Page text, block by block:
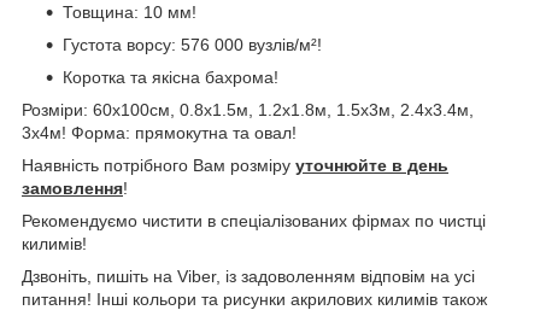
Товщина: 10 мм!
Густота ворсу: 576 000 вузлів/м²!
Коротка та якісна бахрома!
Розміри: 60x100см, 0.8х1.5м, 1.2х1.8м, 1.5х3м, 2.4х3.4м,
3х4м! Форма: прямокутна та овал!
Наявність потрібного Вам розміру уточнюйте в день
замовлення!
Рекомендуємо чистити в спеціалізованих фірмах по чистці
килимів!
Дзвоніть, пишіть на Viber, із задоволенням відповім на усі
питання! Інші кольори та рисунки акрилових килимів також